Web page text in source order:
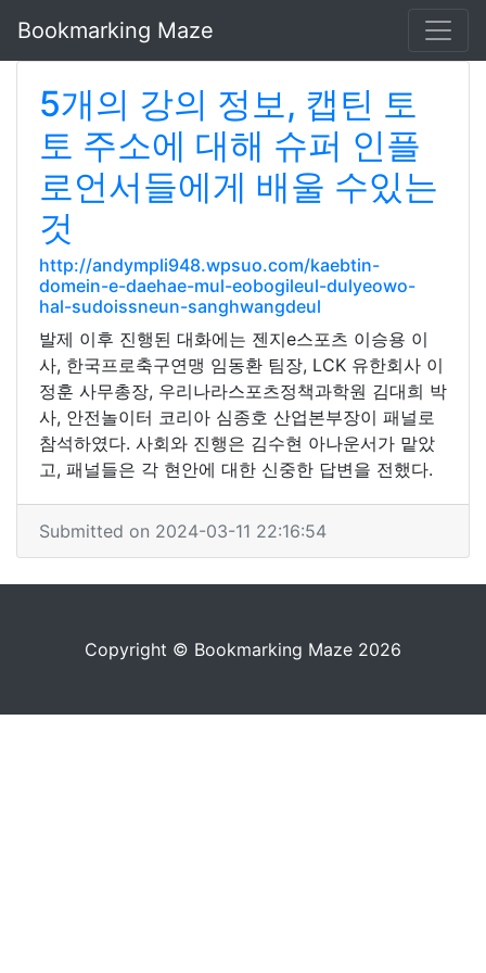
Bookmarking Maze
5개의 강의 정보, 캡틴 토
토 주소에 대해 슈퍼 인플
로언서들에게 배울 수있는
것
http://andympli948.wpsuo.com/kaebtin-
domein-e-daehae-mul-eobogileul-dulyeowo-
hal-sudoissneun-sanghwangdeul
발제 이후 진행된 대화에는 젠지e스포츠 이승용 이
사, 한국프로축구연맹 임동환 팀장, LCK 유한회사 이
정훈 사무총장, 우리나라스포츠정책과학원 김대희 박
사, 안전놀이터 코리아 심종호 산업본부장이 패널로
참석하였다. 사회와 진행은 김수현 아나운서가 맡았
고, 패널들은 각 현안에 대한 신중한 답변을 전했다.
Submitted on 2024-03-11 22:16:54
Copyright © Bookmarking Maze 2026